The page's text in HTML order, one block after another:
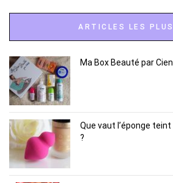
ARTICLES LES
Ma Box Beauté par
Que vaut l’éponge
?